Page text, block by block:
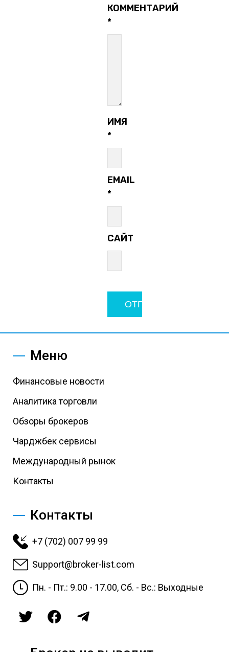
КОММЕНТАРИЙ
*
ИМЯ
*
EMAIL
*
САЙТ
Меню
Финансовые новости
Аналитика торговли
Обзоры брокеров
Чарджбек сервисы
Международный рынок
Контакты
Контакты
+7 (702) 007 99 99
Support@broker-list.com
Пн. - Пт.: 9.00 - 17.00, Сб. - Вс.: Выходные